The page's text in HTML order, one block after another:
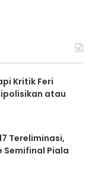
Kritik Feri
atau
Tereliminasi,
Semifinal Piala